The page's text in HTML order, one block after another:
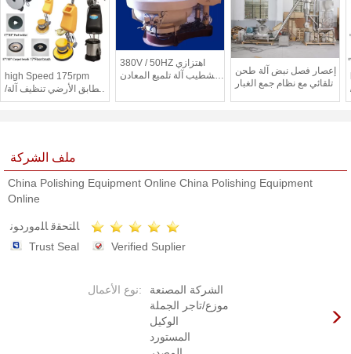
high Speed 175rpm
بالطابق الأرضي تنظيف آلة/
صغير طريق كاسح
380V / 50HZ اهتزازي
التشطيب آلة تلميع المعادن
إعصار فصل نبض آلة طحن
تلقائي مع نظام جمع الغبار
ملف الشركة
China Polishing Equipment Online China Polishing Equipment
Online
ﺎﻠﺘﺤﻘﻗ ﺎﻠﻣﻭﺭﺩﻮﻧ
Trust Seal
Verified Suplier
نوع الأعمال:
الشركة المصنعة
موزع/تاجر الجملة
الوكيل
المستورد